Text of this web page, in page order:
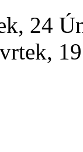
24